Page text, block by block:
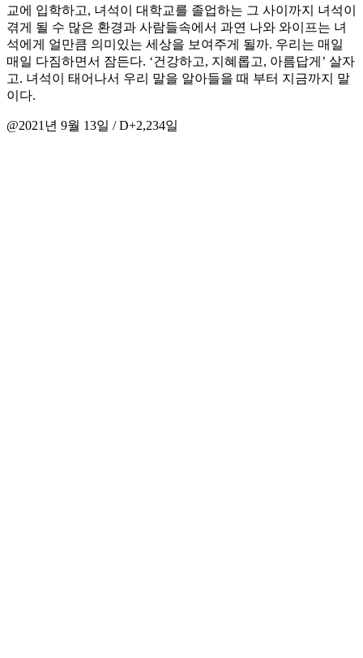
교에 입학하고, 녀석이 대학교를 졸업하는 그 사이까지 녀석이
겪게 될 수 많은 환경과 사람들속에서 과연 나와 와이프는 녀
석에게 얼만큼 의미있는 세상을 보여주게 될까. 우리는 매일
매일 다짐하면서 잠든다. ‘건강하고, 지혜롭고, 아름답게’ 살자
고. 녀석이 태어나서 우리 말을 알아들을 때 부터 지금까지 말
이다.
@2021년 9월 13일 / D+2,234일